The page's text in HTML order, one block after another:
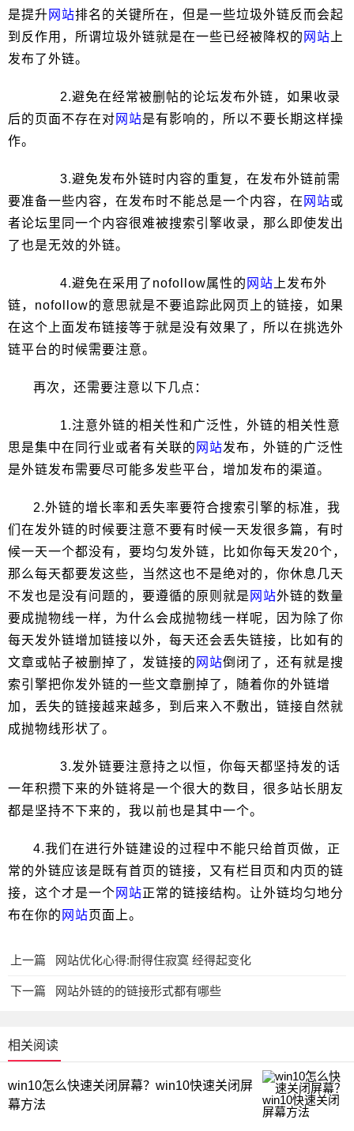
是提升 网站排名的关键所在，但是一些垃圾外链反而会起
到反作用，所谓垃圾外链就是在一些已经被降权的 网站 上
发布了外链。
2.避免在经常被删帖的论坛发布外链，如果收录
后的页面不存在对 网站是有影响的，所以不要长期这样操
作。
3.避免发布外链时内容的重复，在发布外链前需
要准备一些内容，在发布时不能总是一个内容，在 网站或
者论坛里同一个内容很难被搜索引擎收录，那么即使发出
了也是无效的外链。
4.避免在采用了nofollow属性的 网站 上发布外
链，nofollow的意思就是不要追踪此网页上的链接，如果
在这个上面发布链接等于就是没有效果了，所以在挑选外
链平台的时候需要注意。
再次，还需要注意以下几点：
1.注意外链的相关性和广泛性，外链的相关性意
思是集中在同行业或者有关联的 网站发布，外链的广泛性
是外链发布需要尽可能多发些平台，增加发布的渠道。
2.外链的增长率和丢失率要符合搜索引擎的标准，我
们在发外链的时候要注意不要有时候一天发很多篇，有时
候一天一个都没有，要均匀发外链，比如你每天发20个，
那么每天都要发这些，当然这也不是绝对的，你休息几天
不发也是没有问题的，要遵循的原则就是 网站外链的数量
要成抛物线一样，为什么会成抛物线一样呢，因为除了你
每天发外链增加链接以外，每天还会丢失链接，比如有的
文章或帖子被删掉了，发链接的 网站倒闭了，还有就是搜
索引擎把你发外链的一些文章删掉了，随着你的外链增
加，丢失的链接越来越多，到后来入不敷出，链接自然就
成抛物线形状了。
3.发外链要注意持之以恒，你每天都坚持发的话
一年积攒下来的外链将是一个很大的数目，很多站长朋友
都是坚持不下来的，我以前也是其中一个。
4.我们在进行外链建设的过程中不能只给首页做，正
常的外链应该是既有首页的链接，又有栏目页和内页的链
接，这个才是一个 网站正常的链接结构。让外链均匀地分
布在你的 网站页面上。
上一篇 网站优化心得:耐得住寂寞 经得起变化
下一篇 网站外链的的链接形式都有哪些
相关阅读
win10怎么快速关闭屏幕？win10快速关闭屏
幕方法